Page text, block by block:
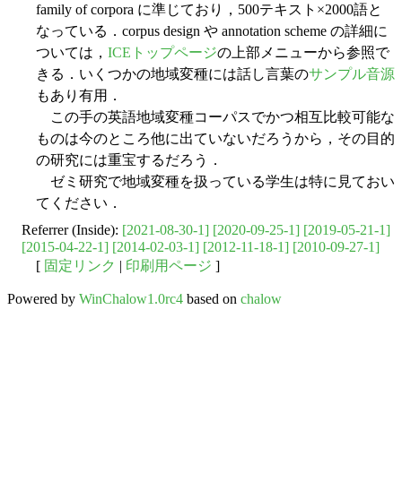
family of corpora に準じており，500テキスト×2000語と
なっている．corpus design や annotation scheme の詳細に
ついては， ICEトップページの上部メニューから参照で
きる．いくつかの地域変種には話し言葉のサンプル音源
もあり有用．
この手の英語地域変種コーパスでかつ相互比較可能な
ものは今のところ他に出ていないだろうから，その目的
の研究には重宝するだろう．
ゼミ研究で地域変種を扱っている学生は特に見ておい
てください．
Referrer (Inside): [2021-08-30-1] [2020-09-25-1] [2019-05-21-1]
[2015-04-22-1] [2014-02-03-1] [2012-11-18-1] [2010-09-27-1]
[ 固定リンク | 印刷用ページ ]
Powered by WinChalow1.0rc4 based on chalow